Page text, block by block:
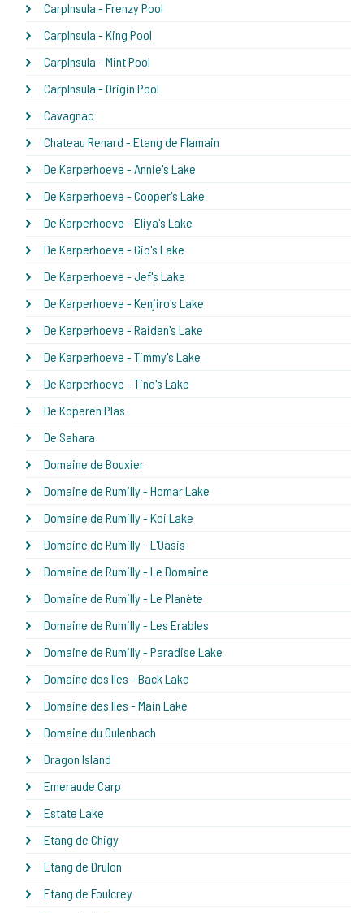
CarpInsula - Frenzy Pool
CarpInsula - King Pool
CarpInsula - Mint Pool
CarpInsula - Origin Pool
Cavagnac
Chateau Renard - Etang de Flamain
De Karperhoeve - Annie's Lake
De Karperhoeve - Cooper's Lake
De Karperhoeve - Eliya's Lake
De Karperhoeve - Gio's Lake
De Karperhoeve - Jef's Lake
De Karperhoeve - Kenjiro's Lake
De Karperhoeve - Raiden's Lake
De Karperhoeve - Timmy's Lake
De Karperhoeve - Tine's Lake
De Koperen Plas
De Sahara
Domaine de Bouxier
Domaine de Rumilly - Homar Lake
Domaine de Rumilly - Koi Lake
Domaine de Rumilly - L'Oasis
Domaine de Rumilly - Le Domaine
Domaine de Rumilly - Le Planète
Domaine de Rumilly - Les Erables
Domaine de Rumilly - Paradise Lake
Domaine des Iles - Back Lake
Domaine des Iles - Main Lake
Domaine du Oulenbach
Dragon Island
Emeraude Carp
Estate Lake
Etang de Chigy
Etang de Drulon
Etang de Foulcrey